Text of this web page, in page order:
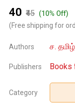
₹40 ₹45 (10% Off)
(Free shipping for
Authors ச.
Publishers Books
Category